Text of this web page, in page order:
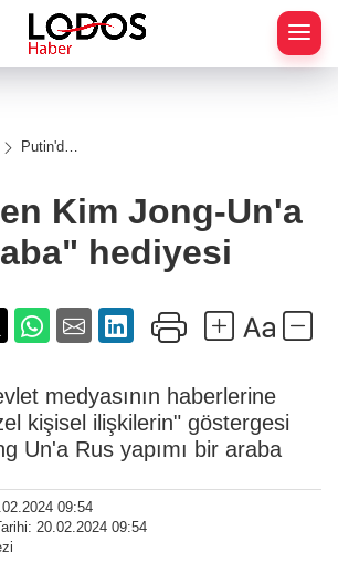
Putin'den
"araba"Kim Jong-Un'a
hediyesi
medyasının haberlerine
kişisel ilişkilerin" göstergesi
Un'a Rus yapımı bir araba
09:54
20.02.2024 09:54